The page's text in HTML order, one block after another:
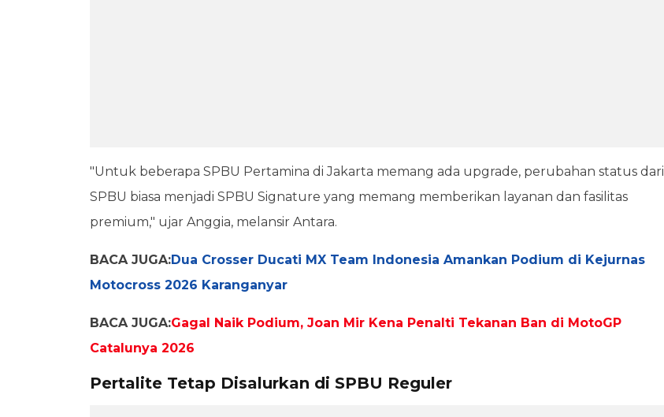
"Untuk beberapa SPBU Pertamina di Jakarta memang ada upgrade, perubahan status dari
SPBU biasa menjadi SPBU Signature yang memang memberikan layanan dan fasilitas
premium," ujar Anggia, melansir Antara.
BACA JUGA:Dua Crosser Ducati MX Team Indonesia Amankan Podium di Kejurnas
Motocross 2026 Karanganyar
BACA JUGA:Gagal Naik Podium, Joan Mir Kena Penalti Tekanan Ban di MotoGP
Catalunya 2026
Pertalite Tetap Disalurkan di SPBU Reguler